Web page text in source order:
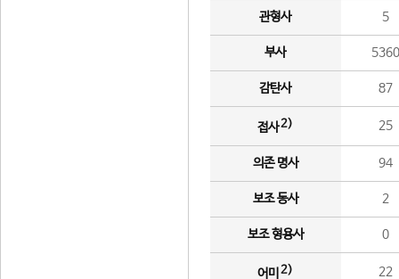
관형사 5
부사 5360
감탄사 87
접사2) 25
의존 명사 94
보조 동사 2
보조 형용사 0
어미 2) 22